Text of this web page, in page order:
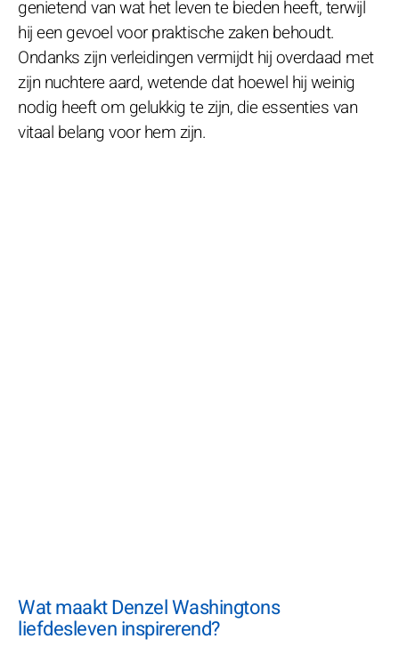
genietend van wat het leven te bieden heeft, terwijl
hij een gevoel voor praktische zaken behoudt.
Ondanks zijn verleidingen vermijdt hij overdaad met
zijn nuchtere aard, wetende dat hoewel hij weinig
nodig heeft om gelukkig te zijn, die essenties van
vitaal belang voor hem zijn.
Wat maakt Denzel Washingtons
liefdesleven inspirerend?